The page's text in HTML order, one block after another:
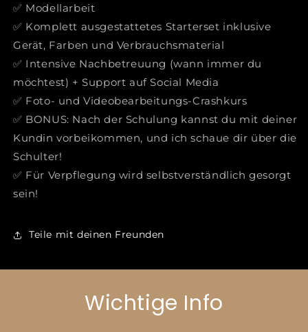
✅ Modellarbeit
✅ Komplett ausgestattetes Starterset inklusive
Gerät, Farben und Verbrauchsmaterial
✅ Intensive Nachbetreuung (wann immer du
möchtest) + Support auf Social Media
✅ Foto- und Videobearbeitungs-Crashkurs
✅ BONUS: Nach der Schulung kannst du mit deiner
Kundin vorbeikommen, und ich schaue dir über die
Schulter!
✅ Für Verpflegung wird selbstverständlich gesorgt
sein!
Teile mit deinen Freunden
Wichtige Info